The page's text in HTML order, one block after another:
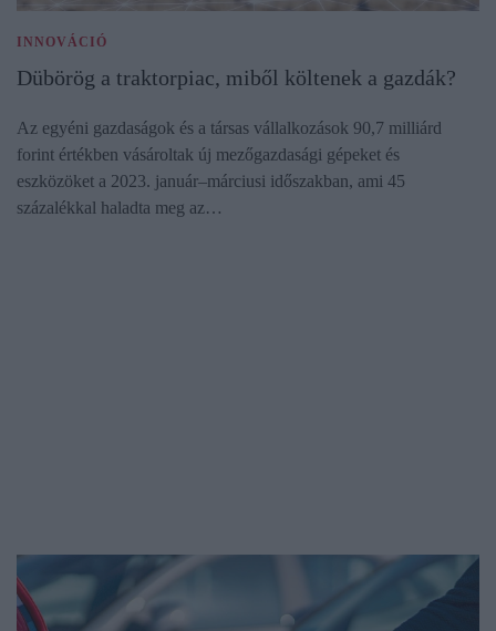
INNOVÁCIÓ
Dübörög a traktorpiac, miből költenek a gazdák?
Az egyéni gazdaságok és a társas vállalkozások 90,7 milliárd
forint értékben vásároltak új mezőgazdasági gépeket és
eszközöket a 2023. január–márciusi időszakban, ami 45
százalékkal haladta meg az…